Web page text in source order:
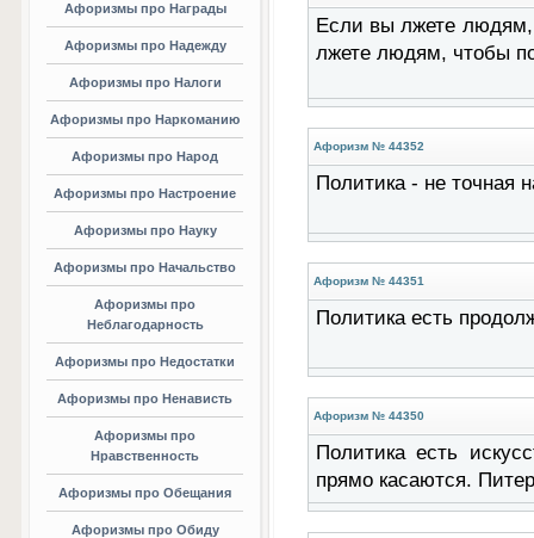
Афоризмы про Награды
Афоризмы про Надежду
Афоризмы про Налоги
Афоризмы про Наркоманию
Афоризмы про Народ
Афоризмы про Настроение
Афоризмы про Науку
Афоризмы про Начальство
Афоризмы про
Неблагодарность
Афоризмы про Недостатки
Афоризмы про Ненависть
Афоризмы про
Нравственность
Афоризмы про Обещания
Афоризмы про Обиду
Если вы лжете людям,
лжете людям, чтобы
Афоризм № 44352
Политика - не точная
Афоризм № 44351
Политика есть
Афоризм № 44350
Политика есть
прямо касаются.